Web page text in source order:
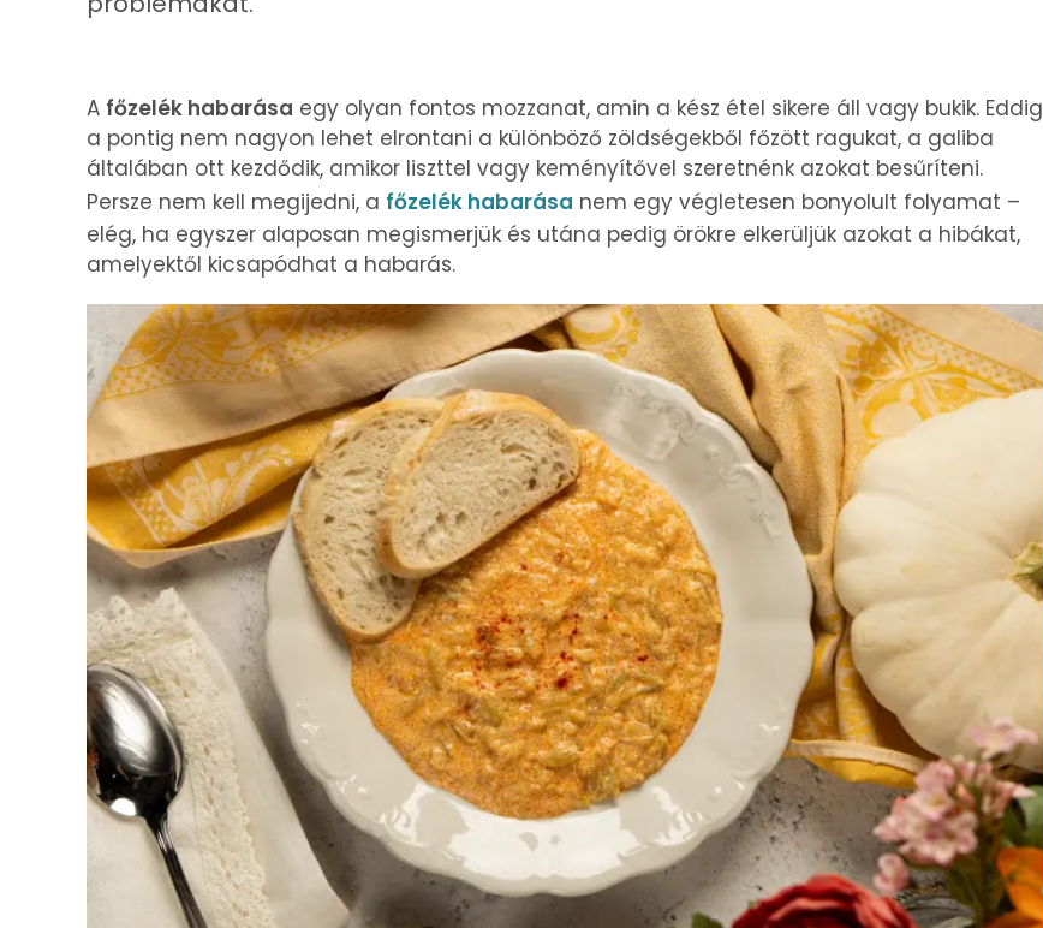
A főzelék habarása egy olyan fontos mozzanat, amin a kész étel sikere áll vagy bukik. Eddig
a pontig nem nagyon lehet elrontani a különböző zöldségekből főzött ragukat, a galiba
általában ott kezdődik, amikor liszttel vagy keményítővel szeretnénk azokat besűríteni.
Persze nem kell megijedni, a főzelék habarása nem egy végletesen bonyolult folyamat –
elég, ha egyszer alaposan megismerjük és utána pedig örökre elkerüljük azokat a hibákat,
amelyektől kicsapódhat a habarás.